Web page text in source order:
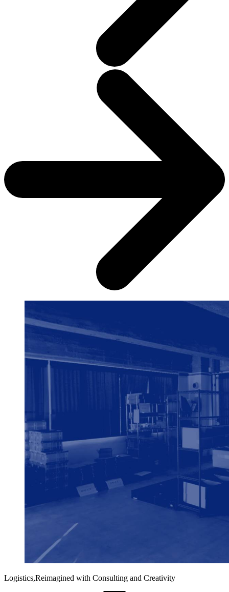
Logistics,Reimagined with Consulting and Creativity